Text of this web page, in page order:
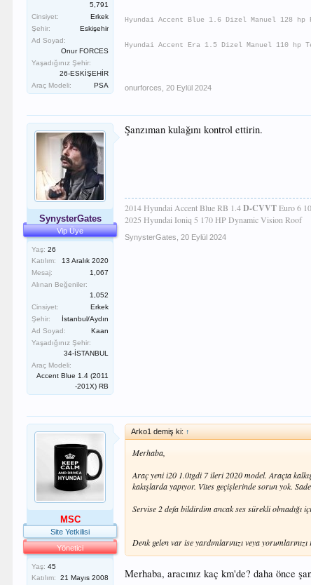
5,791
Cinsiyet:
Erkek
Şehir:
Eskişehir
Ad Soyad:
Onur FORCES
Yaşadığınız Şehir:
26-ESKİŞEHİR
Araç Modeli:
PSA
Hyundai Accent Blue 1.6 Dizel Manuel 128 hp
Hyundai Accent Era 1.5 Dizel Manuel 110 hp
onurforces 20 Eylül 2024
SynysterGates
Vip Üye
Yaş: 26
Katılım:
13 Aralık 2020
Mesaj:
1,067
Alınan Beğeniler:
1,052
Cinsiyet:
Erkek
Şehir:
İstanbul/Aydın
Ad Soyad:
Kaan
Yaşadığınız Şehir:
34-İSTANBUL
Araç Modeli:
Accent Blue 1.4 (2011
-201X) RB
Şanzıman kulağını kontrol ettirin.
2014 Hyundai Accent Blue RB 1.4D-CVVTEuro 6
2025 Hyundai Ioniq 5 170 HP Dynamic Vision Roof
SynysterGates 20 Eylül 2024
MSC
Site Yetkilisi
Yönetici
Yaş: 45
Katılım:
21 Mayıs 2008
Arko1 demiş ki: ↑
Merhaba,
Araç yeni i20 1.0tgdi 7 ileri 2020 model. Araçta
kakışlarda yapıyor. Vites geçişlerinde sorun yok.
Servise 2 defa bildirdim ancak ses sürekli olmadığı
Denk gelen var ise yardımlarınızı veya
Merhaba, aracınız kaç km'de? daha önce